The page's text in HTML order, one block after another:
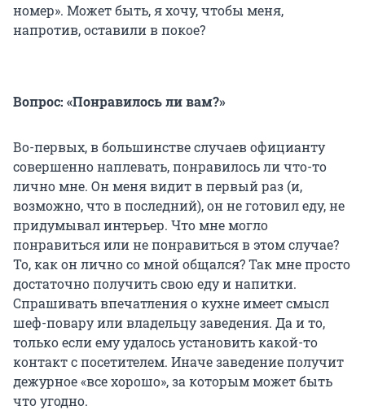
номер». Может быть, я хочу, чтобы меня,
напротив, оставили в покое?
Вопрос: «Понравилось ли вам?»
Во-первых, в большинстве случаев официанту
совершенно наплевать, понравилось ли что-то
лично мне. Он меня видит в первый раз (и,
возможно, что в последний), он не готовил еду, не
придумывал интерьер. Что мне могло
понравиться или не понравиться в этом случае?
То, как он лично со мной общался? Так мне просто
достаточно получить свою еду и напитки.
Спрашивать впечатления о кухне имеет смысл
шеф-повару или владельцу заведения. Да и то,
только если ему удалось установить какой-то
контакт с посетителем. Иначе заведение получит
дежурное «все хорошо», за которым может быть
что угодно.